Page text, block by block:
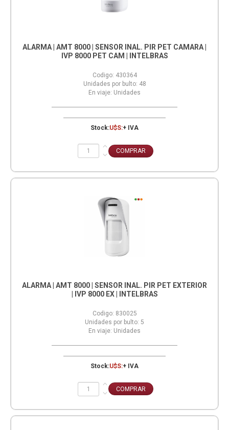
ALARMA | AMT 8000 | SENSOR INAL. PIR PET CAMARA |
IVP 8000 PET CAM | INTELBRAS
Codigo: 430364
Unidades por bulto: 48
En viaje: Unidades
Stock:U$S:+ IVA
ALARMA | AMT 8000 | SENSOR INAL. PIR PET EXTERIOR
| IVP 8000 EX | INTELBRAS
Codigo: 830025
Unidades por bulto: 5
En viaje: Unidades
Stock:U$S:+ IVA